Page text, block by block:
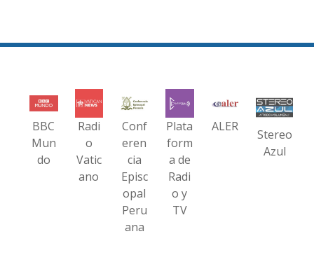
BBC
Mun
do
Radi
o
Vatic
ano
Conf
eren
cia
Episc
opal
Peru
ana
Plata
form
a de
Radi
o y
TV
ALER
Stereo
Azul